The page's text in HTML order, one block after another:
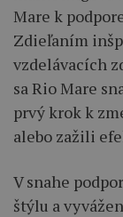
Mare k
Zdieľaním
vzdelávacích
sa Rio Mare
prvý krok k
alebo zažili
V snahe
štýlu a